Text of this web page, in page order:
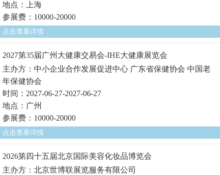
地点：上海
参展费：10000-20000
点击查看详情
2027第35届广州大健康交易会-IHE大健康展览会
主办方：中小企业合作发展促进中心 广东省保健协会 中国老
年保健协会
时间：2027-06-27-2027-06-27
地点：广州
参展费：10000-20000
点击查看详情
2026第四十五届北京国际美容化妆品博览会
主办方：北京世博联展览服务有限公司